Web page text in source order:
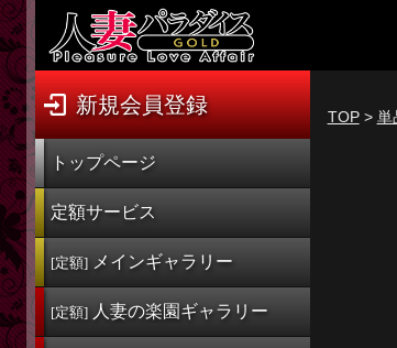
新規会員登録 ログイン
トップページ
定額サービス
[定額] メインギャラリー
[定額] 人妻楽園ギャラリー
[定額] 期間限定ギャラリー
新規会員登録
トップページ
定額サービス
[定額] メインギャラリー
[定額] 人妻の楽園ギャラリー
TOP> 単